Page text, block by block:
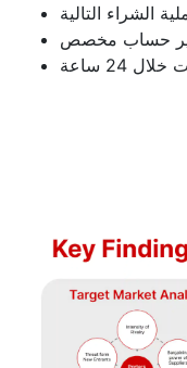
حساب مخصص
24 ساعة